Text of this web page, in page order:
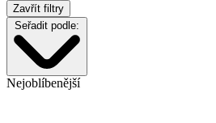
Zavřít filtry
Seřadit podle:
Nejoblíbenější